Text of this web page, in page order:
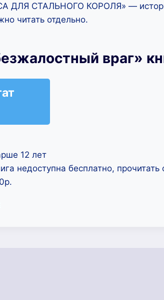
ДЛЯ СТАЛЬНОГО КОРОЛЯ» —
читать отдельно.
враг»
12 лет
недоступна бесплатно,